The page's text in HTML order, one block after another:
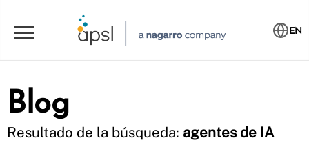
EN
Blog
Resultado de la búsqueda: agentes de IA